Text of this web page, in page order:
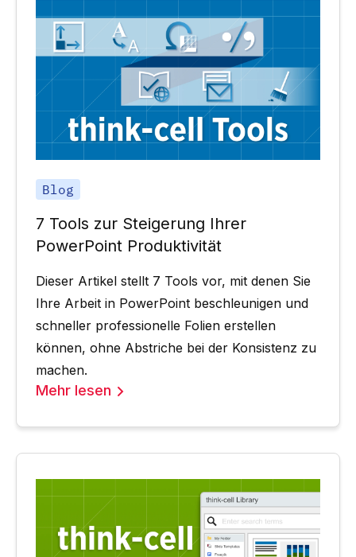
Blog
7 Tools zur Steigerung Ihrer
PowerPoint Produktivität
Dieser Artikel stellt 7 Tools vor, mit denen Sie
Ihre Arbeit in PowerPoint beschleunigen und
schneller professionelle Folien erstellen
können, ohne Abstriche bei der Konsistenz zu
machen.
Mehr lesen